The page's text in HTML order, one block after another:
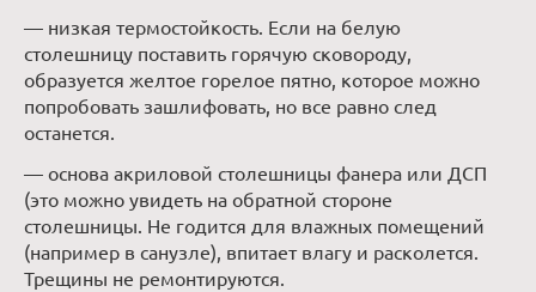
— низкая термостойкость. Если на белую
столешницу поставить горячую сковороду,
образуется желтое горелое пятно, которое можно
попробовать зашлифовать, но все равно след
останется.
— основа акриловой столешницы фанера или ДСП
(это можно увидеть на обратной стороне
столешницы. Не годится для влажных помещений
(например в санузле), впитает влагу и расколется.
Трещины не ремонтируются.